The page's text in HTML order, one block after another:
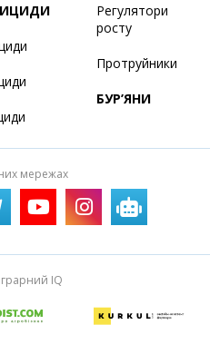
Регулятори
росту
Протруйники
БУР’ЯНИ
мережах
IQ